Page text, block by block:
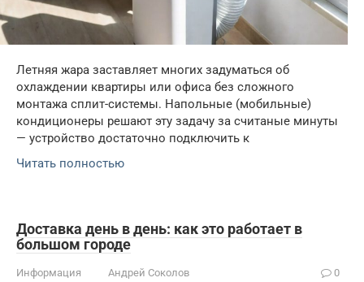
Летняя жара заставляет многих задуматься об
охлаждении квартиры или офиса без сложного
монтажа сплит-системы. Напольные (мобильные)
кондиционеры решают эту задачу за считаные минуты
— устройство достаточно подключить к
Читать полностью
Доставка день в день: как это работает в
большом городе
Информация Андрей Соколов 0